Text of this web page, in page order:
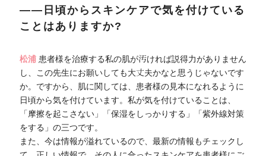
――日頃からスキンケアで気を付けている
ことはありますか?
松浦患者様を治療する私の肌が汚ければ説得力がありません
し、この先生にお願いしても大丈夫かなと思うじゃないです
か。ですから、肌に関しては、患者様の見本になれるように
日頃から気を付けています。私が気を付けていることは、
「摩擦を起こさない」「保湿をしっかりする」「紫外線対策
をする」の三つです。
また、今は情報が溢れているので、最新の情報もチェックし